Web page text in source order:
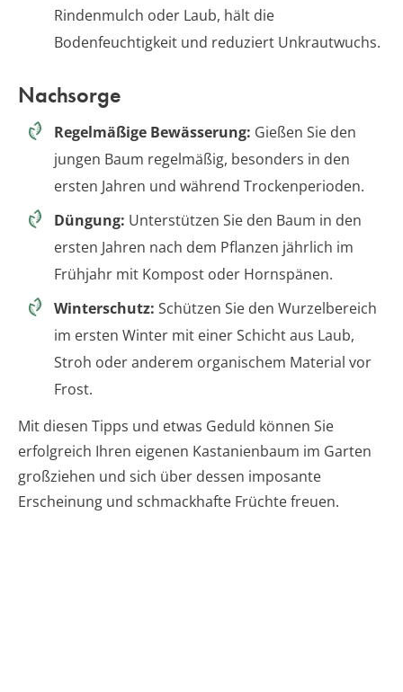
Rindenmulch oder Laub, hält die
Bodenfeuchtigkeit und reduziert Unkrautwuchs.
Nachsorge
Regelmäßige Bewässerung: Gießen Sie den
jungen Baum regelmäßig, besonders in den
ersten Jahren und während Trockenperioden.
Düngung: Unterstützen Sie den Baum in den
ersten Jahren nach dem Pflanzen jährlich im
Frühjahr mit Kompost oder Hornspänen.
Winterschutz: Schützen Sie den Wurzelbereich
im ersten Winter mit einer Schicht aus Laub,
Stroh oder anderem organischem Material vor
Frost.
Mit diesen Tipps und etwas Geduld können Sie
erfolgreich Ihren eigenen Kastanienbaum im Garten
großziehen und sich über dessen imposante
Erscheinung und schmackhafte Früchte freuen.